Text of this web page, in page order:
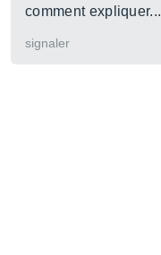
comment expliquer...
signaler